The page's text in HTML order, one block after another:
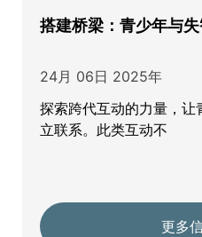
搭建桥梁：青少年与
24月 06日 2025年
探索跨代互动的力量，让
立联系。此类互动不
更多